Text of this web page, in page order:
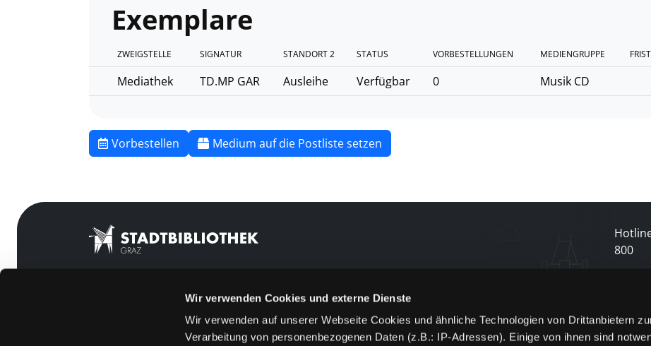
Wir verwenden Cookies und externe Dienste
Wir verwenden auf unserer Webseite Cookies und ähnliche Technologien von Drittanbietern
Verarbeitung von personenbezogenen Daten (z.B.: IP-Adressen). Einige von ihnen sind
Exemplare
ZWEIGSTELLE SIGNATUR STANDORT 2 STATUS VORBESTELLUNGEN MEDIENGRUPPE FRIST
Mediathek TD.MP GAR Ausleihe Verfügbar 0 Musik CD
Vorbestellen Medium auf die Postliste setzen
800
Feedback
Kontakt
und